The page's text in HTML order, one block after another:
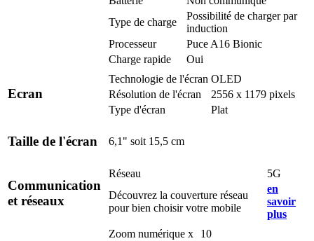
Type de charge
Possibilité de charger par
induction
Processeur
Puce A16 Bionic
Charge rapide
Oui
Ecran
Technologie de l'écran OLED
Résolution de l'écran
2556 x 1179 pixels
Type d'écran
Plat
Taille de l'écran 6,1" soit 15,5 cm
Communication
et réseaux
Réseau
5G
Découvrez la couverture réseau
pour bien choisir votre mobile
en
savoir
plus
Zoom numérique x
10